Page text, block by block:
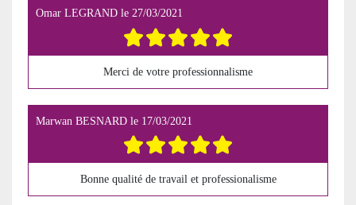
Omar LEGRAND le 27/03/2021
Merci de votre professionnalisme
Marwan BESNARD le 17/03/2021
Bonne qualité de travail et professionalisme